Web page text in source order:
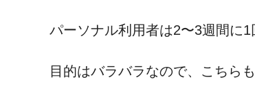
パーソナル利用者は2〜3週間に
目的はバラバラなので、こちら